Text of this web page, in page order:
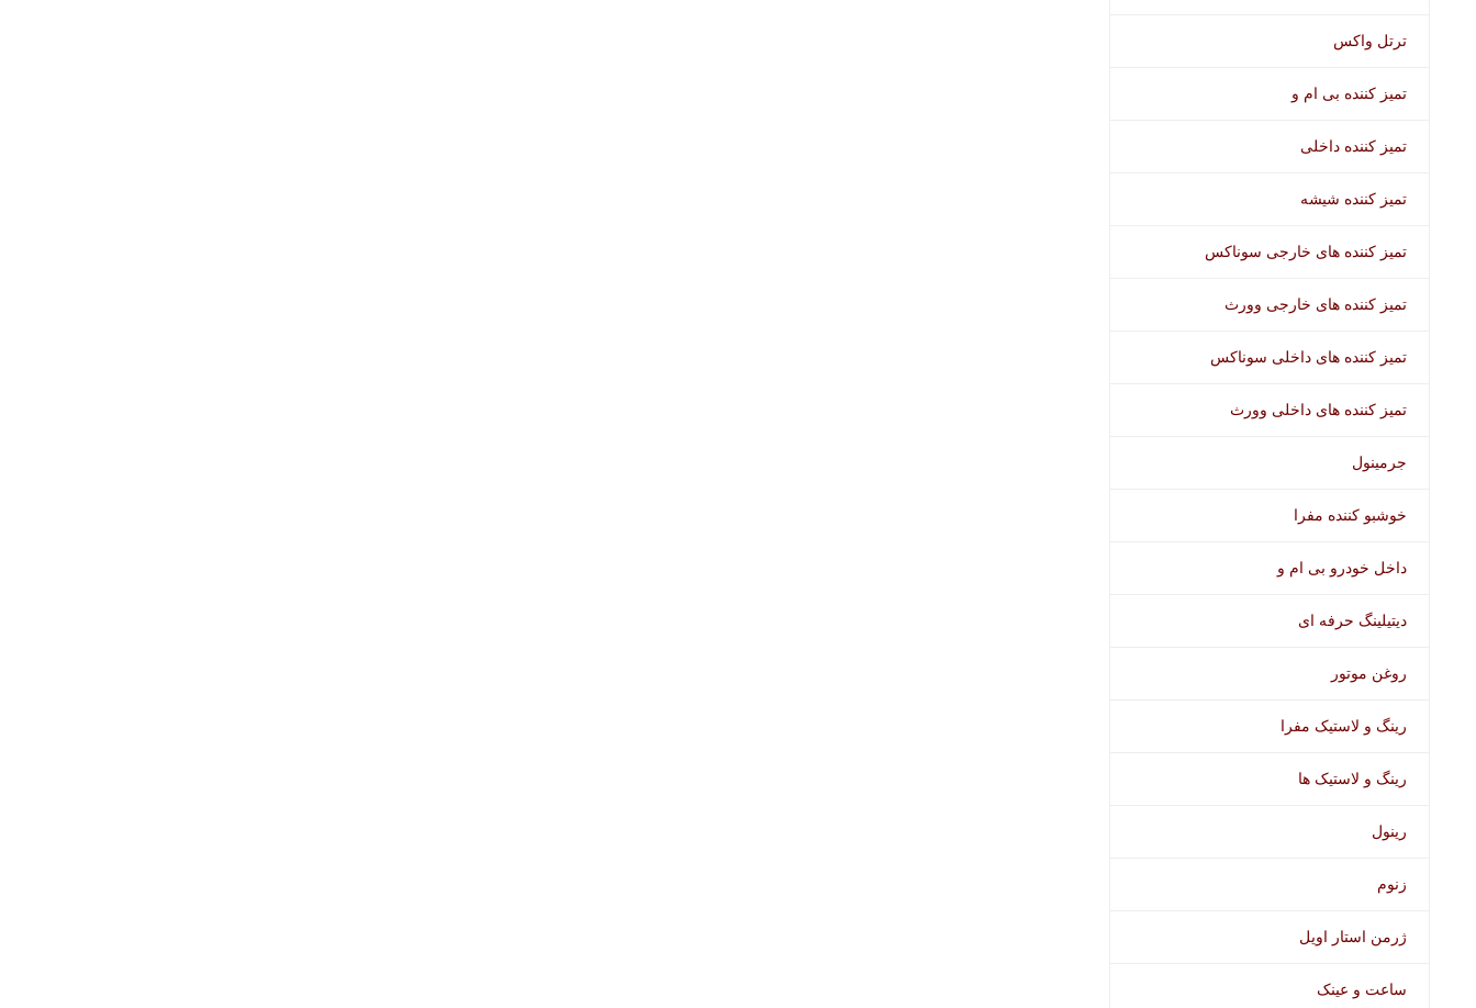
ترتل واکس
تمیز کننده بی ام و
تمیز کننده داخلی
تمیز کننده شیشه
تمیز کننده های خارجی سوناکس
تمیز کننده های خارجی وورث
تمیز کننده های داخلی سوناکس
تمیز کننده های داخلی وورث
جرمینول
خوشبو کننده مفرا
داخل خودرو بی ام و
دیتیلینگ حرفه ای
روغن موتور
رینگ و لاستیک مفرا
رینگ و لاستیک ها
رینول
زنوم
ژرمن استار اویل
ساعت و عینک